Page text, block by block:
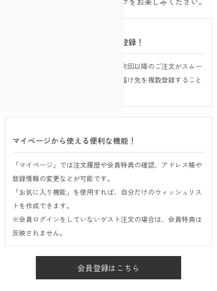
お届け先の情報をアドレス帳へ登録！
お届け先の情報を登録することで、次回以降のご注文がスムー
ズに！「アドレス帳」機能では、お届け先を複数登録すること
マイページから使える便利な機能！
「マイページ」では注文履歴や会員特典の確認、アドレス帳や
登録情報の変更などが可能です。
「お気に入り機能」を使用すれば、自分だけのウィッシュリス
トを作成できます。
※会員ログインをしていないゲスト注文の場合は、会員特典は
反映されません。
会員登録はこちら